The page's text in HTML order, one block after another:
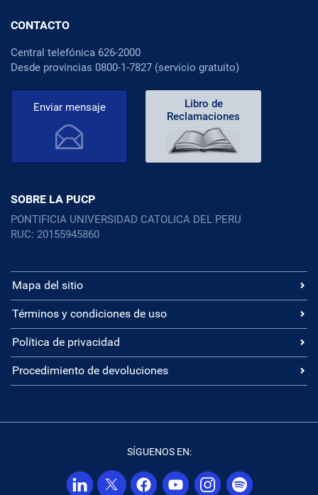
CONTACTO
Central telefónica 626-2000
Desde provincias 0800-1-7827 (servicio gratuito)
Enviar mensaje
Libro de
Reclamaciones
SOBRE LA PUCP
PONTIFICIA UNIVERSIDAD CATOLICA DEL PERU
RUC: 20155945860
Mapa del sitio
Términos y condiciones de uso
Política de privacidad
Procedimiento de devoluciones
SÍGUENOS EN: